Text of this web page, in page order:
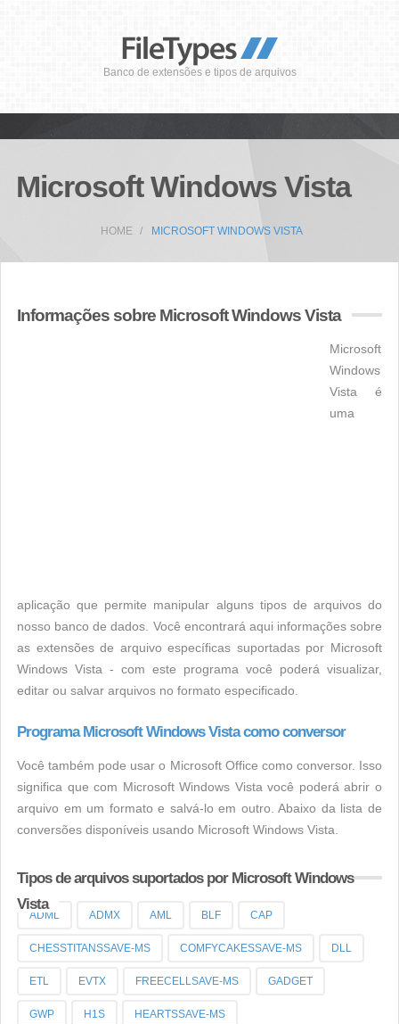
Banco de extensões e tipos de arquivos
Microsoft Windows Vista
HOME MICROSOFT WINDOWS VISTA
Informações sobre Microsoft Windows Vista
Microsoft
Windows
Vista é
uma
aplicação que permite manipular alguns tipos de arquivos do
nosso banco de dados. Você encontrará aqui informações sobre
as extensões de arquivo específicas suportadas por Microsoft
Windows Vista - com este programa você poderá visualizar,
editar ou salvar arquivos no formato especificado.
Programa Microsoft Windows Vista como conversor
Você também pode usar o Microsoft Office como conversor. Isso
significa que com Microsoft Windows Vista você poderá abrir o
arquivo em um formato e salvá-lo em outro. Abaixo da lista de
conversões disponíveis usando Microsoft Windows Vista.
Tipos de arquivos suportados por Microsoft Windows
Vista
ADML ADMX AML BLF CAP
CHESSTITANSSAVE-MS COMFYCAKESSAVE-MS DLL
ETL EVTX FREECELLSAVE-MS GADGET
GWP H1S HEARTSSAVE-MS